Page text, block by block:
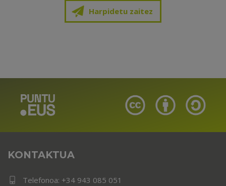
Harpidetu zaitez
KONTAKTUA
Telefonoa: +34 943 085 051